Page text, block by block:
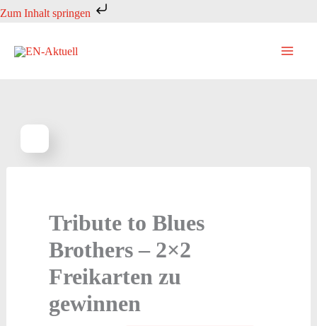
Zum Inhalt springen
Zum
springen
Tribute to Blues
Brothers – 2×2
Freikarten zu
gewinnen